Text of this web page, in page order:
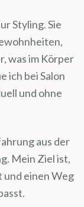
Styling. Sie
was im Körper
ich bei Salon
und ohne
aus der
Mein Ziel ist,
und einen Weg